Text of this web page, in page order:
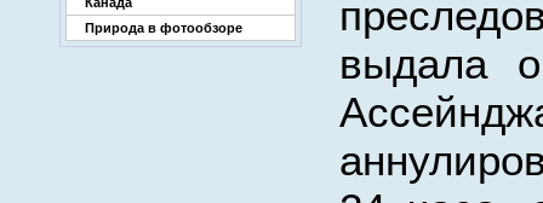
Природа в фотообзоре
выдала